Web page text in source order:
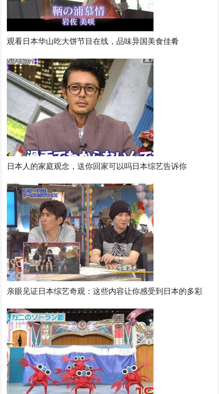
观看日本华山吃大饼节目在线，品味异国美食佳肴
日本人的家庭观念，送你回家可以吗日本综艺告诉你
亲眼见证日本综艺奇观：这些内容让你感受到日本的多彩